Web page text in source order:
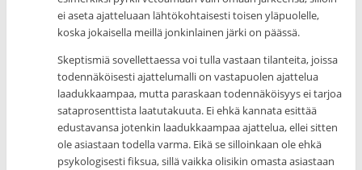
ei aseta ajatteluaan lähtökohtaisesti toisen yläpuolelle,
koska jokaisella meillä jonkinlainen järki on päässä.
Skeptismiä sovellettaessa voi tulla vastaan tilanteita, joissa
todennäköisesti ajattelumalli on vastapuolen ajattelua
laadukkaampaa, mutta paraskaan todennäköisyys ei tarjoa
sataprosenttista laatutakuuta. Ei ehkä kannata esittää
edustavansa jotenkin laadukkaampaa ajattelua, ellei sitten
ole asiastaan todella varma. Eikä se silloinkaan ole ehkä
psykologisesti fiksua, sillä vaikka olisikin omasta asiastaan